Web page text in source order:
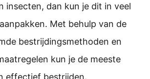
insecten, dan kun je dit in veel
Met behulp van de
bestrijdingsmethoden en
kun je de meeste
effectief bestrijden.